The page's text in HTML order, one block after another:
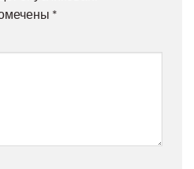
*